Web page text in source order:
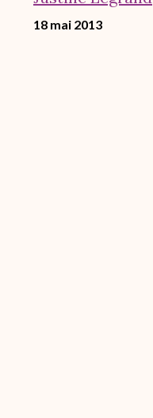
18 mai 2013